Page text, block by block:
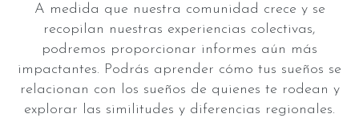
A medida que nuestra comunidad crece y se
recopilan nuestras experiencias colectivas,
podremos proporcionar informes aún más
impactantes. Podrás aprender cómo tus sueños se
relacionan con los sueños de quienes te rodean y
explorar las similitudes y diferencias regionales.